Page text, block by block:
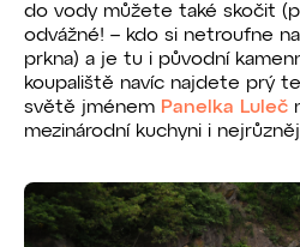
do vody můžete také skočit
odvážné! – kdo si netroufne
prkna) a je tu i původní
koupaliště navíc najdete prý
světě jménem Panelka Luleč
mezinárodní kuchyni i